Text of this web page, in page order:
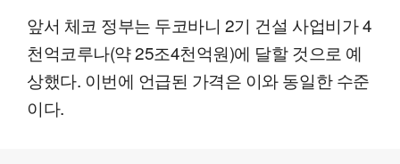
앞서 체코 정부는 두코바니 2기 건설 사업비가 4
천억코루나(약 25조4천억원)에 달할 것으로 예
상했다. 이번에 언급된 가격은 이와 동일한 수준
이다.